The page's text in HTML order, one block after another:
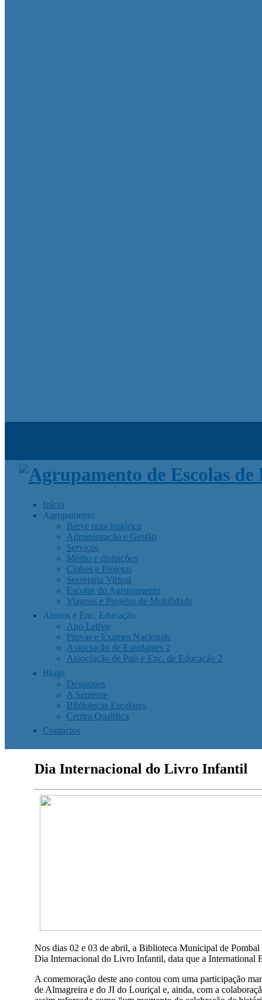
Início
Agrupamento
Breve nota histórica
Administração e Gestão
Serviços
Mérito e distinções
Clubes e Projetos
Secretaria Virtual
Escolas do Agrupamento
Viagens e Projetos de Mobilidade
Alunos e Enc. Educação
Ano Letivo
Provas e Exames Nacionais
Associação de Estudantes 2
Associação de Pais e Enc. de Educação 2
Blogs
Destaques
A Semente
Bibliotecas Escolares
Centro Qualifica
Contactos
Dia Internacional do Livro Infantil
Nos dias 02 e 03 de abril, a Biblioteca Municipal de
Dia Internacional do Livro Infantil, data que a International
A comemoração deste ano contou com uma participação
de Almagreira e do JI do Louriçal e, ainda, com a